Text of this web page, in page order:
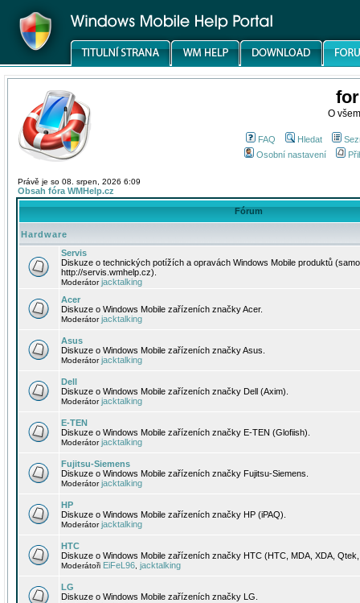
O
FAQ Hledat
Osobní nastavení
Právě je so 08. srpen, 2026 6:09
Obsah fóra WMHelp.cz
Fórum
Hardware
Servis
Diskuze o technických potížích a opravách Windows Mobile produktů
http://servis.wmhelp.cz).
Moderátorjacktalking
Acer
Diskuze o Windows Mobile zařízeních značky Acer.
Moderátorjacktalking
Asus
Diskuze o Windows Mobile zařízeních značky Asus.
Moderátorjacktalking
Dell
Diskuze o Windows Mobile zařízeních značky Dell (Axim).
Moderátorjacktalking
E-TEN
Diskuze o Windows Mobile zařízeních značky E-TEN (Glofiish).
Moderátorjacktalking
Fujitsu-Siemens
Diskuze o Windows Mobile zařízeních značky Fujitsu-Siemens.
Moderátorjacktalking
HP
Diskuze o Windows Mobile zařízeních značky HP (iPAQ).
Moderátorjacktalking
HTC
Diskuze o Windows Mobile zařízeních značky HTC (HTC, MDA, XDA,
Moderátoři EiFeL96 jacktalking
LG
Diskuze o Windows Mobile zařízeních značky LG.